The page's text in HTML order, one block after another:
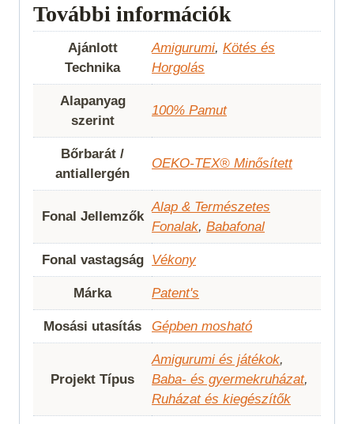
További információk
Ajánlott
Technika
Amigurumi, Kötés és
Horgolás
Alapanyag
szerint
100% Pamut
Bőrbarát /
antiallergén
OEKO-TEX® Minősített
Fonal Jellemzők
Alap & Természetes
Fonalak, Babafonal
Fonal vastagság Vékony
Márka Patent's
Mosási utasítás Gépben mosható
Projekt Típus
Amigurumi és játékok,
Baba- és gyermekruházat,
Ruházat és kiegészítők